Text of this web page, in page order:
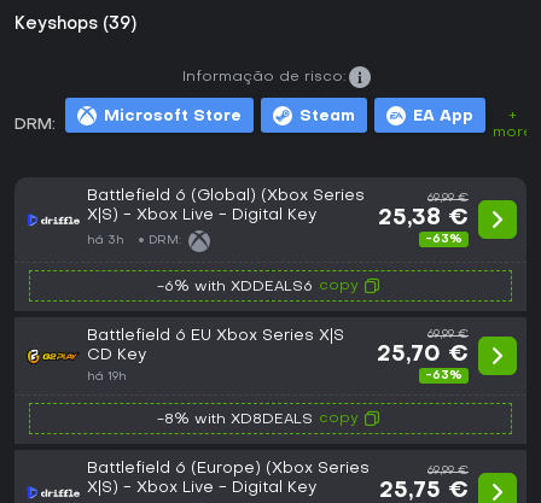
Keyshops (39)
DRM: Microsoft Store Steam EA App
+
more
Informação de risco:
Battlefield 6 (Global) (Xbox Series
X|S) - Xbox Live - Digital Key
há 3h DRM:
69,99 €
25,38 €
-63%
-6% with XDDEALS6 copy
Battlefield 6 EU Xbox Series X|S
CD Key
há 19h
69,99 €
25,70 €
-63%
-8% with XD8DEALS copy
Battlefield 6 (Europe) (Xbox Series
X|S) - Xbox Live - Digital Key
69,99 €
25,75 €